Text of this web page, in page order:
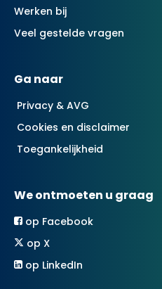
Werken bij
Veel gestelde vragen
Ga naar
Privacy & AVG
Cookies en disclaimer
Toegankelijkheid
We ontmoeten u graag
op Facebook
op X
op LinkedIn